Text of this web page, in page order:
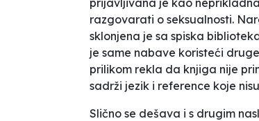
razgovarati o seksualnosti.
sklonjena je sa spiska
je same nabave koristeći
prilikom rekla da knjiga nije
sadrži jezik i reference koje
Slično se dešava i s drugim